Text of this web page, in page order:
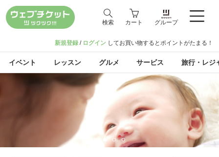
検索 カート グループ
新規登録 / ログイン してお買い物するとポイントがたまる！
イベント レッスン グルメ サービス 旅行・レジ